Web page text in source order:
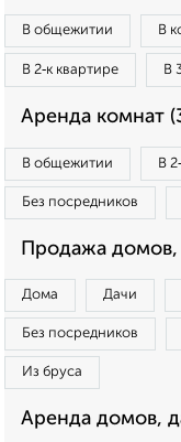
В общежитии В
В 2‑к квартире В
Аренда комнат
В общежитии В
Без посредников
Продажа домов,
Дома Дачи
Без посредников
Из бруса
Аренда домов,